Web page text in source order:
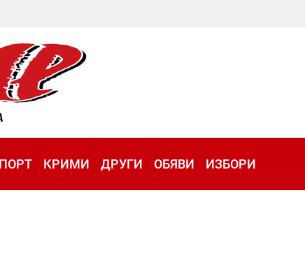
КРИМИ ДРУГИ ОБЯВИ ИЗБОРИ